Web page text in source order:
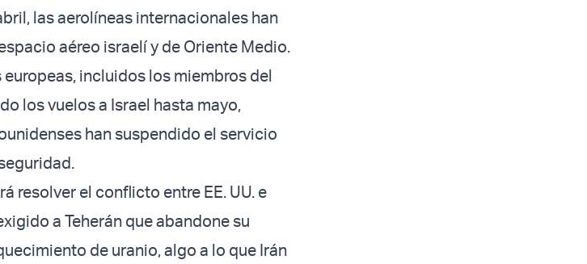
las aerolíneas internacionales han
aéreo israelí y de Oriente Medio.
incluidos los miembros del
los vuelos a Israel hasta mayo,
han suspendido el servicio
resolver el conflicto entre EE. UU. e
a Teherán que abandone su
de uranio, algo a lo que Irán